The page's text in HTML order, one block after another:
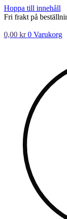
Hoppa till innehåll
Fri frakt på
0,00 kr 0 Varukorg